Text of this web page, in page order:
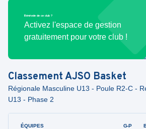
Bénévole de ce club ?
Activez l'espace de gestion
gratuitement pour votre club !
ClassementAJSO Basket
Régionale Masculine U13 - Poule R2-C -
U13 - Phase 2
ÉQUIPES G-P